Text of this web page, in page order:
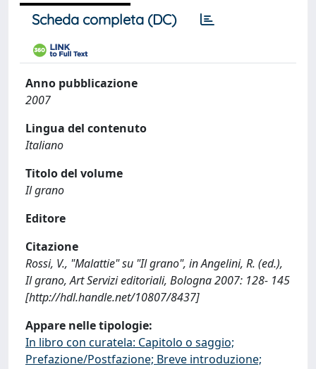
Scheda completa (DC)
Anno pubblicazione
2007
Lingua del contenuto
Italiano
Titolo del volume
Il grano
Editore
Citazione
Rossi, V., "Malattie" su "Il grano", in Angelini, R. (ed.),
Il grano, Art Servizi editoriali, Bologna 2007: 128- 145
[http://hdl.handle.net/10807/8437]
Appare nelle tipologie:
In libro con curatela: Capitolo o saggio;
Prefazione/Postfazione; Breve introduzione;